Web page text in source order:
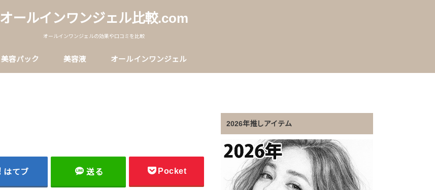
オールインワンジェル比較.com
オールインワンジェルの効果や口コミを比較
美容パック 美容液 オールインワンジェル
はてブ 送る Pocket
2026年推しアイテム